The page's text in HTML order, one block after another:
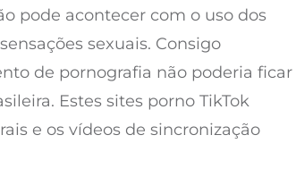
pode acontecer com o uso dos
sexuais. Consigo
de pornografia não poderia ficar
Estes sites porno TikTok
e os vídeos de sincronização